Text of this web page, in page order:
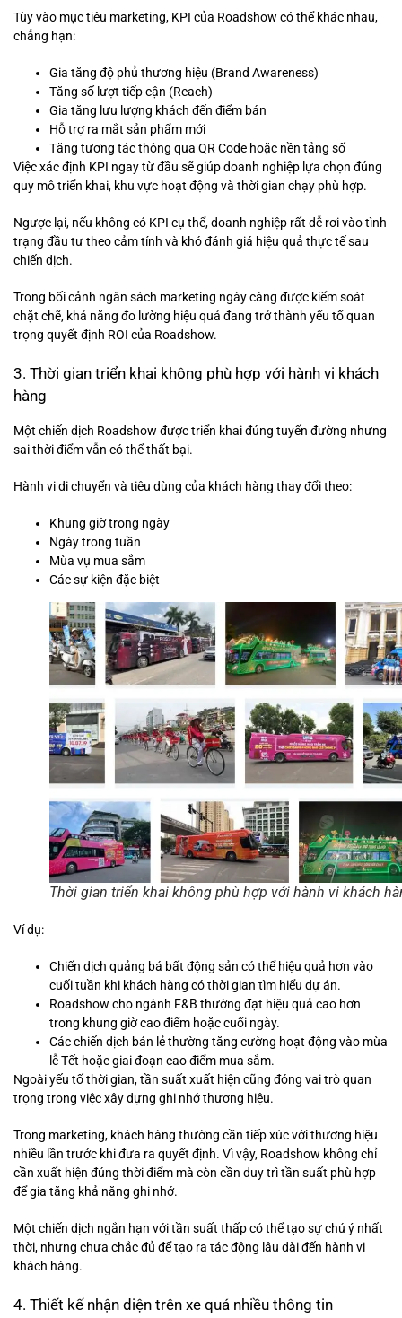
Tùy vào mục tiêu marketing, KPI của Roadshow có thể khác nhau,
chẳng hạn:
Gia tăng độ phủ thương hiệu (Brand Awareness)
Tăng số lượt tiếp cận (Reach)
Gia tăng lưu lượng khách đến điểm bán
Hỗ trợ ra mắt sản phẩm mới
Tăng tương tác thông qua QR Code hoặc nền tảng số
Việc xác định KPI ngay từ đầu sẽ giúp doanh nghiệp lựa chọn đúng
quy mô triển khai, khu vực hoạt động và thời gian chạy phù hợp.
Ngược lại, nếu không có KPI cụ thể, doanh nghiệp rất dễ rơi vào tình
trạng đầu tư theo cảm tính và khó đánh giá hiệu quả thực tế sau
chiến dịch.
Trong bối cảnh ngân sách marketing ngày càng được kiểm soát
chặt chẽ, khả năng đo lường hiệu quả đang trở thành yếu tố quan
trọng quyết định ROI của Roadshow.
3. Thời gian triển khai không phù hợp với hành vi khách
hàng
Một chiến dịch Roadshow được triển khai đúng tuyến đường nhưng
sai thời điểm vẫn có thể thất bại.
Hành vi di chuyển và tiêu dùng của khách hàng thay đổi theo:
Khung giờ trong ngày
Ngày trong tuần
Mùa vụ mua sắm
Các sự kiện đặc biệt
Thời gian triển khai không phù hợp với hành vi khách
Ví dụ:
Chiến dịch quảng bá bất động sản có thể hiệu quả hơn vào
cuối tuần khi khách hàng có thời gian tìm hiểu dự án.
Roadshow cho ngành F&B thường đạt hiệu quả cao hơn
trong khung giờ cao điểm hoặc cuối ngày.
Các chiến dịch bán lẻ thường tăng cường hoạt động vào mùa
lễ Tết hoặc giai đoạn cao điểm mua sắm.
Ngoài yếu tố thời gian, tần suất xuất hiện cũng đóng vai trò quan
trọng trong việc xây dựng ghi nhớ thương hiệu.
Trong marketing, khách hàng thường cần tiếp xúc với thương hiệu
nhiều lần trước khi đưa ra quyết định. Vì vậy, Roadshow không chỉ
cần xuất hiện đúng thời điểm mà còn cần duy trì tần suất phù hợp
để gia tăng khả năng ghi nhớ.
Một chiến dịch ngắn hạn với tần suất thấp có thể tạo sự chú ý nhất
thời, nhưng chưa chắc đủ để tạo ra tác động lâu dài đến hành vi
khách hàng.
4. Thiết kế nhận diện trên xe quá nhiều thông tin